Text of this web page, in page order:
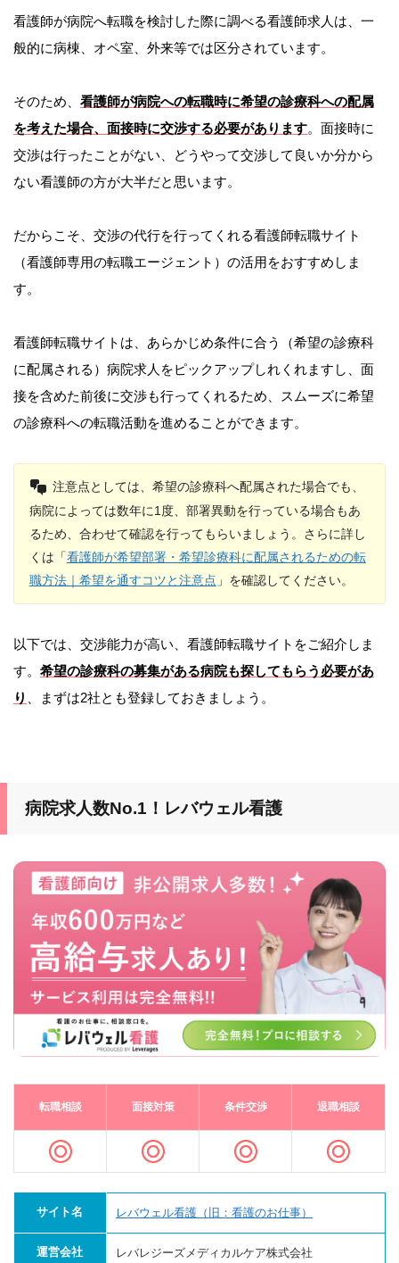
看護師が病院へ転職を検討した際に調べる看護師求人は、一
般的に病棟、オペ室、外来等では区分されています。
そのため、 看護師が病院への転職時に希望の診療科への配属
を考えた場合、面接時に交渉する必要があります。面接時に
交渉は行ったことがない、どうやって交渉して良いか分から
ない看護師の方が大半だと思います。
だからこそ、交渉の代行を行ってくれる看護師転職サイト
（看護師専用の転職エージェント）の活用をおすすめしま
す。
看護師転職サイトは、あらかじめ条件に合う（希望の診療科
に配属される）病院求人をピックアップしれくれますし、面
接を含めた前後に交渉も行ってくれるため、スムーズに希望
の診療科への転職活動を進めることができます。
注意点としては、希望の診療科へ配属された場合でも、
病院によっては数年に1度、部署異動を行っている場合もあ
るため、合わせて確認を行ってもらいましょう。さらに詳し
くは「看護師が希望部署・希望診療科に配属されるための転
職方法｜希望を通すコツと注意点 」を確認してください。
以下では、交渉能力が高い、看護師転職サイトをご紹介しま
す。 希望の診療科の募集がある病院も探してもらう必要があ
り
、まずは2社とも登録しておきましょう。
病院求人数No.1！レバウェル看護
転職相談 面接対策 条件交渉 退職相談
サイト名 レバウェル看護（旧：看護のお仕事）
運営会社 レバレジーズメディカルケア株式会社